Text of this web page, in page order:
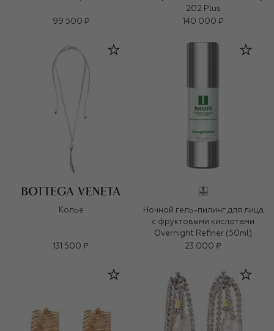
99 500 ₽
202 Plus
140 000 ₽
Колье
131 500 ₽
Ночной гель-пилинг для лица
с фруктовыми кислотами
Overnight Refiner (50ml)
23 000 ₽